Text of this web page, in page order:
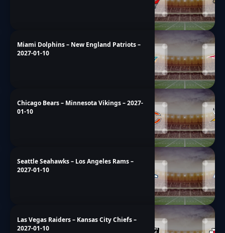
Miami Dolphins – New England Patriots –
2027-01-10
Chicago Bears – Minnesota Vikings – 2027-
01-10
Seattle Seahawks – Los Angeles Rams –
2027-01-10
Las Vegas Raiders – Kansas City Chiefs –
2027-01-10